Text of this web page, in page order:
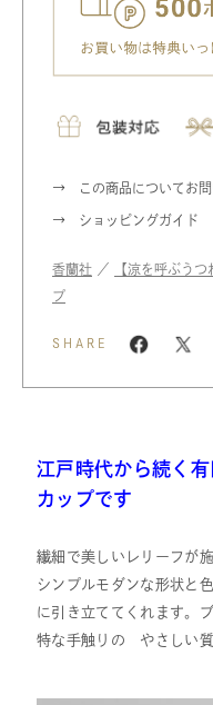
この商品についてお
ショッピングガイド
香蘭社 ／ 【涼を呼ぶうつ
プ
SHARE
江戸時代から続く
カップです
繊細で美しいレリーフが
シンプルモダンな形状と
に引き立ててくれます。
特な手触りの やさしい質